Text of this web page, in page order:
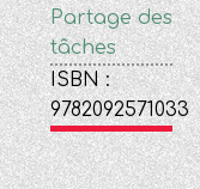
Partage des
tâches
ISBN :
9782092571033